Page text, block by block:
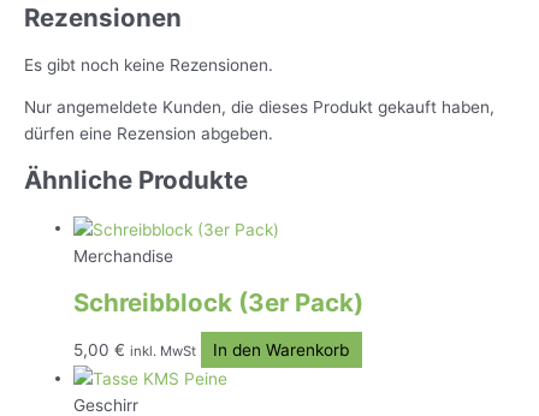
Rezensionen
Es gibt noch keine Rezensionen.
Nur angemeldete Kunden, die dieses Produkt gekauft haben,
dürfen eine Rezension abgeben.
Ähnliche Produkte
Merchandise
Schreibblock (3er Pack)
5,00€ inkl. MwSt In den Warenkorb
Geschirr